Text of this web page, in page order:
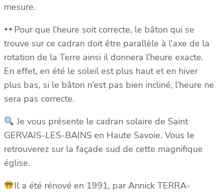
mesure.
Pour que l’heure soit correcte, le bâton qui se
trouve sur ce cadran doit être parallèle à l’axe de la
rotation de la Terre ainsi il donnera l’heure exacte.
En effet, en été le soleil est plus haut et en hiver
plus bas, si le bâton n’est pas bien incliné, l’heure ne
sera pas correcte.
Je vous présente le cadran solaire de Saint
GERVAIS-LES-BAINS en Haute Savoie. Vous le
retrouverez sur la façade sud de cette magnifique
église.
Il a été rénové en 1991, par Annick TERRA-